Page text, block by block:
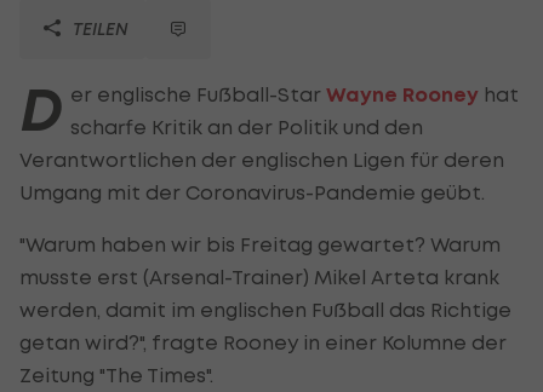
TEILEN
D er englische Fußball-Star Wayne Rooney hat
scharfe Kritik an der Politik und den
Verantwortlichen der englischen Ligen für deren
Umgang mit der Coronavirus-Pandemie geübt.
"Warum haben wir bis Freitag gewartet? Warum
musste erst (Arsenal-Trainer) Mikel Arteta krank
werden, damit im englischen Fußball das Richtige
getan wird?", fragte Rooney in einer Kolumne der
Zeitung "The Times".